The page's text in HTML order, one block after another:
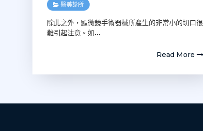
醫美診所
除此之外，顯微鏡手術器械所產生的非常小的切口很
難引起注意。如…
Read More